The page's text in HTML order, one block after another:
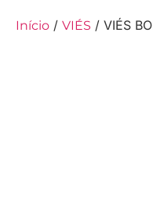
Início / VIÉS / VIÉS